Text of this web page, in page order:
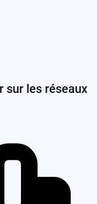
sur les réseaux